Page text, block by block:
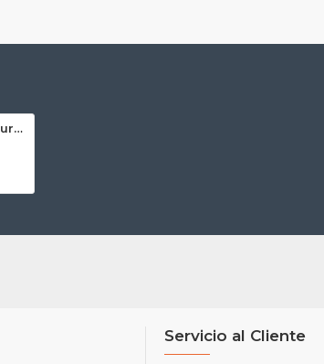
España 5 Pesetas Plata Duro 1891 *91 PG M Alfonso XIII
Servicio al Cliente